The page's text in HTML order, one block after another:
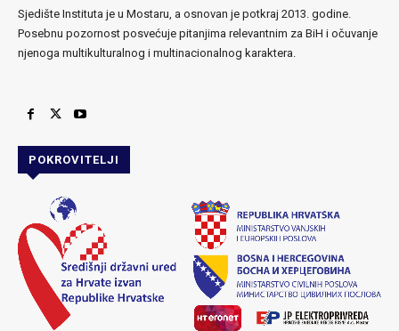
Sjedište Instituta je u Mostaru, a osnovan je potkraj 2013. godine.
Posebnu pozornost posvećuje pitanjima relevantnim za BiH i očuvanje
njenoga multikulturalnog i multinacionalnog karaktera.
POKROVITELJI